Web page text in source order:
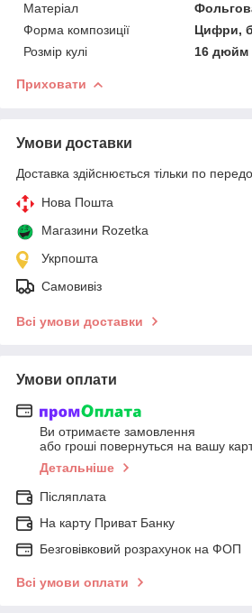
Матеріал
Форма композиції
Цифри,
Розмір кулі
16 дюйм
Приховати
Умови доставки
Доставка здійснюється тільки по
Нова Пошта
Магазини Rozetka
Укрпошта
Самовивіз
Всі умови доставки
Умови оплати
Ви отримаєте замовлення
або гроші повернуться на вашу
Детальніше
Післяплата
На карту Приват Банку
Безговівковий розрахунок на ФОП
Всі умови оплати